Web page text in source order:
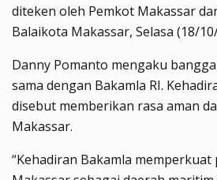
diteken oleh Pemkot Makassar
Balaikota Makassar, Selasa (18/
Danny Pomanto mengaku
sama dengan Bakamla RI.
disebut memberikan rasa aman
Makassar.
“Kehadiran Bakamla